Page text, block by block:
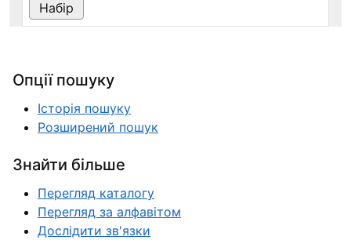
Опції пошуку
Історія пошуку
Розширений пошук
Знайти більше
Перегляд каталогу
Перегляд за алфавітом
Дослідити зв'язки